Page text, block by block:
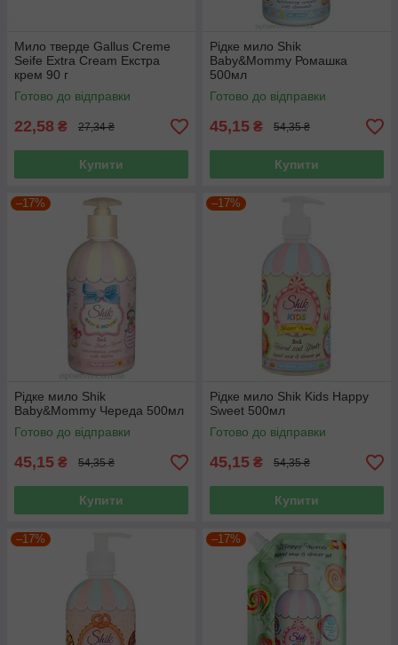
Мило тверде Gallus Creme
Seife Extra Cream Екстра
крем 90 г
Готово до відправки
22,58 ₴ 27,34 ₴
Купити
Рідке мило Shik
Baby&Mommy Ромашка
500мл
Готово до відправки
45,15 ₴ 54,35 ₴
Купити
–17%
Рідке мило Shik
Baby&Mommy Череда 500мл
Готово до відправки
45,15 ₴ 54,35 ₴
Купити
–17%
Рідке мило Shik Kids Happy
Sweet 500мл
Готово до відправки
45,15 ₴ 54,35 ₴
Купити
–17% –17%